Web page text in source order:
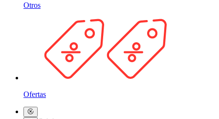
Otros
Ofertas